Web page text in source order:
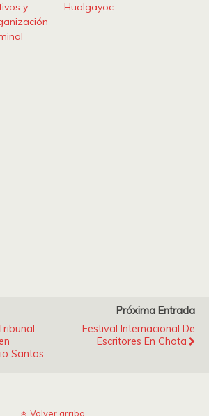
y
Hualgayoc
Santos
Próxima Entrada
Festival Internacional De
Escritores En Chota
Volver arriba